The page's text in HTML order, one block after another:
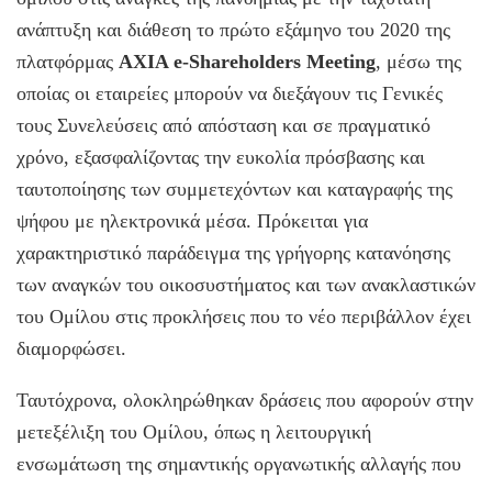
ανάπτυξη και διάθεση το πρώτο εξάμηνο του 2020 της
πλατφόρμας AXIA e-Shareholders Meeting, μέσω της
οποίας οι εταιρείες μπορούν να διεξάγουν τις Γενικές
τους Συνελεύσεις από απόσταση και σε πραγματικό
χρόνο, εξασφαλίζοντας την ευκολία πρόσβασης και
ταυτοποίησης των συμμετεχόντων και καταγραφής της
ψήφου με ηλεκτρονικά μέσα. Πρόκειται για
χαρακτηριστικό παράδειγμα της γρήγορης κατανόησης
των αναγκών του οικοσυστήματος και των ανακλαστικών
του Ομίλου στις προκλήσεις που το νέο περιβάλλον έχει
διαμορφώσει.
Ταυτόχρονα, ολοκληρώθηκαν δράσεις που αφορούν στην
μετεξέλιξη του Ομίλου, όπως η λειτουργική
ενσωμάτωση της σημαντικής οργανωτικής αλλαγής που